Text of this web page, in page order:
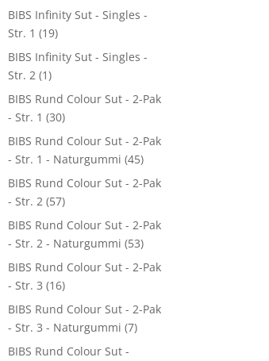
BIBS Infinity Sut - Singles -
Str. 1 (19)
BIBS Infinity Sut - Singles -
Str. 2 (1)
BIBS Rund Colour Sut - 2-Pak
- Str. 1 (30)
BIBS Rund Colour Sut - 2-Pak
- Str. 1 - Naturgummi (45)
BIBS Rund Colour Sut - 2-Pak
- Str. 2 (57)
BIBS Rund Colour Sut - 2-Pak
- Str. 2 - Naturgummi (53)
BIBS Rund Colour Sut - 2-Pak
- Str. 3 (16)
BIBS Rund Colour Sut - 2-Pak
- Str. 3 - Naturgummi (7)
BIBS Rund Colour Sut -